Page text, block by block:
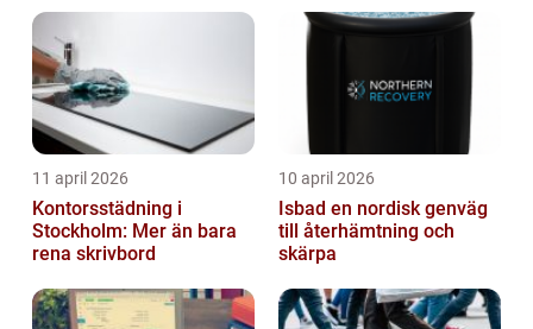
11 april 2026
Kontorsstädning i
Stockholm: Mer än bara
rena skrivbord
10 april 2026
Isbad en nordisk genväg
till återhämtning och
skärpa